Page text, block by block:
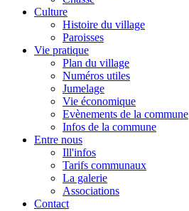
Culture
Histoire du village
Paroisses
Vie pratique
Plan du village
Numéros utiles
Jumelage
Vie économique
Evènements de la commune
Infos de la commune
Entre nous
Ill'infos
Tarifs communaux
La galerie
Associations
Contact